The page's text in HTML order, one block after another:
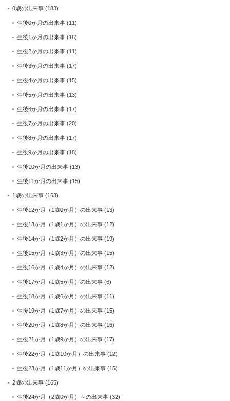
0歳の出来事 (183)
生後0か月の出来事 (11)
生後1か月の出来事 (16)
生後2か月の出来事 (11)
生後3か月の出来事 (17)
生後4か月の出来事 (15)
生後5か月の出来事 (13)
生後6か月の出来事 (17)
生後7か月の出来事 (20)
生後8か月の出来事 (17)
生後9か月の出来事 (18)
生後10か月の出来事 (13)
生後11か月の出来事 (15)
1歳の出来事 (163)
生後12か月（1歳0か月）の出来事 (13)
生後13か月（1歳1か月）の出来事 (12)
生後14か月（1歳2か月）の出来事 (19)
生後15か月（1歳3か月）の出来事 (15)
生後16か月（1歳4か月）の出来事 (12)
生後17か月（1歳5か月）の出来事 (6)
生後18か月（1歳6か月）の出来事 (11)
生後19か月（1歳7か月）の出来事 (15)
生後20か月（1歳8か月）の出来事 (16)
生後21か月（1歳9か月）の出来事 (17)
生後22か月（1歳10か月）の出来事 (12)
生後23か月（1歳11か月）の出来事 (15)
2歳の出来事 (165)
生後24か月（2歳0か月）～の出来事 (32)